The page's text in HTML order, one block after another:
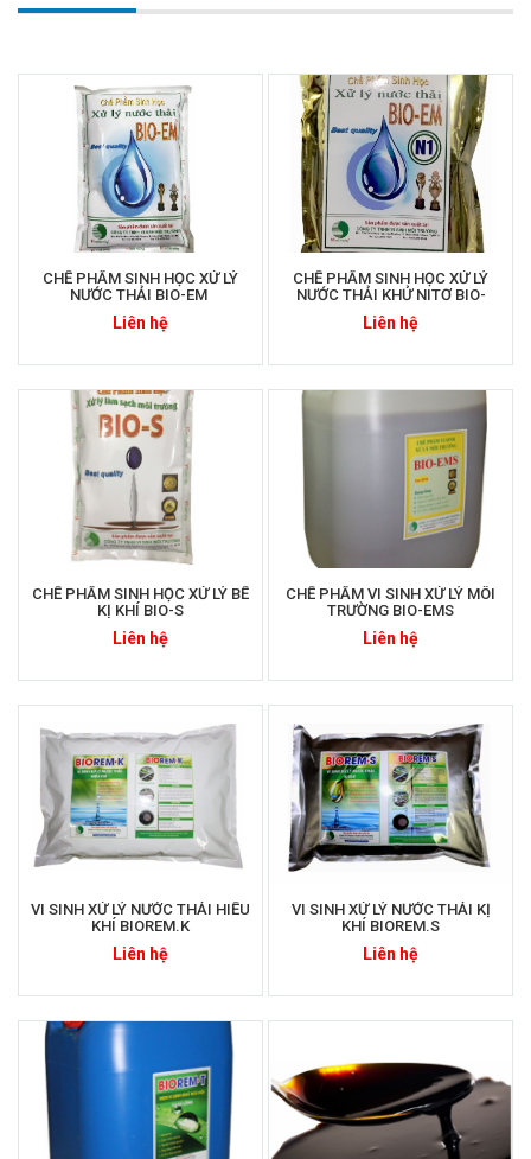
CHẾ PHẨM SINH HỌC XỬ LÝ
NƯỚC THẢI BIO-EM
Liên hệ
CHẾ PHẨM SINH HỌC XỬ LÝ
NƯỚC THẢI KHỬ NITƠ BIO-
Liên hệ
CHẾ PHẨM SINH HỌC XỬ LÝ BỂ
KỊ KHÍ BIO-S
Liên hệ
CHẾ PHẨM VI SINH XỬ LÝ MÔI
TRƯỜNG BIO-EMS
Liên hệ
VI SINH XỬ LÝ NƯỚC THẢI HIẾU
KHÍ BIOREM.K
Liên hệ
VI SINH XỬ LÝ NƯỚC THẢI KỊ
KHÍ BIOREM.S
Liên hệ